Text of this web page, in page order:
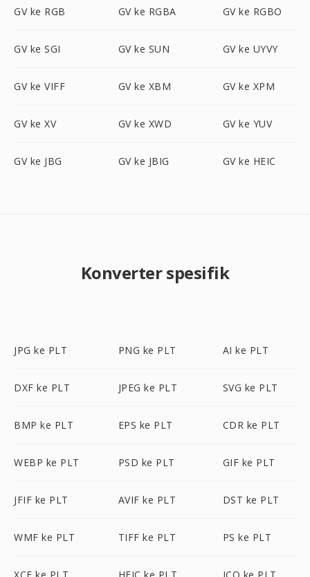
GV ke RGB GV ke RGBA GV ke RGBO
GV ke SGI GV ke SUN GV ke UYVY
GV ke VIFF GV ke XBM GV ke XPM
GV ke XV GV ke XWD GV ke YUV
GV ke JBG GV ke JBIG GV ke HEIC
Konverter spesifik
JPG ke PLT PNG ke PLT AI ke PLT
DXF ke PLT JPEG ke PLT SVG ke PLT
BMP ke PLT EPS ke PLT CDR ke PLT
WEBP ke PLT PSD ke PLT GIF ke PLT
JFIF ke PLT AVIF ke PLT DST ke PLT
WMF ke PLT TIFF ke PLT PS ke PLT